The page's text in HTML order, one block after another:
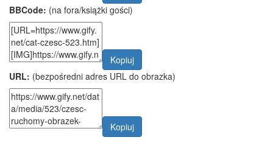
BBCode: (na fora/książki gości)
Kopiuj
URL: (bezpośredni adres URL do obrazka)
Kopiuj